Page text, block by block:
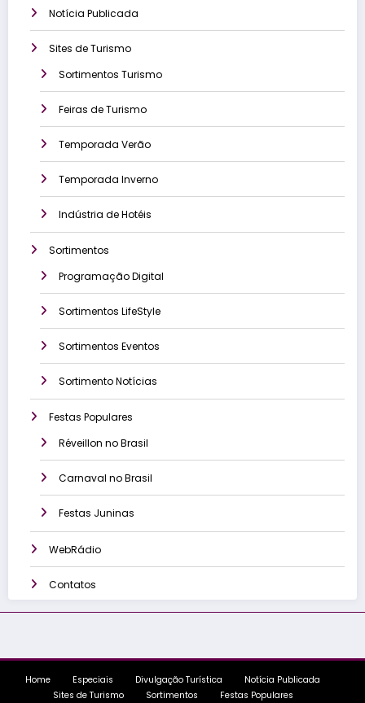
Notícia Publicada
Sites de Turismo
Sortimentos Turismo
Feiras de Turismo
Temporada Verão
Temporada Inverno
Indústria de Hotéis
Sortimentos
Programação Digital
Sortimentos LifeStyle
Sortimentos Eventos
Sortimento Notícias
Festas Populares
Réveillon no Brasil
Carnaval no Brasil
Festas Juninas
WebRádio
Contatos
Home Especiais Divulgação Turística
Notícia Publicada
Sites de Turismo
Sortimentos Festas Populares